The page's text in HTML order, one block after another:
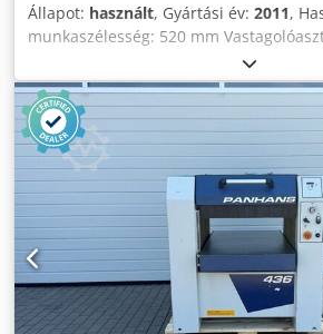
Állapot: használt, Gyártási év: 2011,
munkaszélesség: 520 mm
900 mm Max. munkamagasság: 300
munkamagasság: 3,5 mm Min.
mm Max. forgácseltávolítás: 8 mm
(késszám): 120 mm (4 db) Késorsó
ford./perc Előtolási sebesség: 5-8-12-
teljesítmény: 7 kW Elszívó csatlakozó
Elszívó teljesítmény: 1300 m³/h
1150 x 1100 x 1250 mm
Garbsen